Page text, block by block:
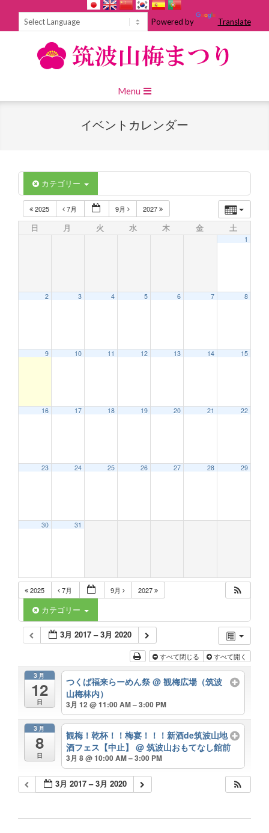
Powered by Translate
Navigation
Menu
イベントカレンダー
カテゴリー
2025 7月 9月 2027
日 月 火 水 木 金 土
1
2 3 4 5 6 7 8
9 10 11 12 13 14 15
16 17 18 19 20 21 22
23 24 25 26 27 28 29
30 31
2025 7月 9月 2027
カテゴリー
3月 2017 – 3月 2020
すべて閉じる すべて開く
3月
12
日
つくば福来らーめん祭@ 観梅広場（筑波
山梅林内）
3月 12 @ 11:00 AM – 3:00 PM
3月
8
日
観梅！乾杯！！梅宴！！！新酒de筑波山地
酒フェス【中止】@ 筑波山おもてなし館前
3月 8 @ 10:00 AM – 3:00 PM
3月 2017 – 3月 2020